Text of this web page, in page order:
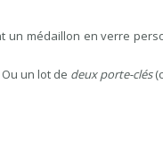
un médaillon en verre
Ou un lot de deux porte-clés